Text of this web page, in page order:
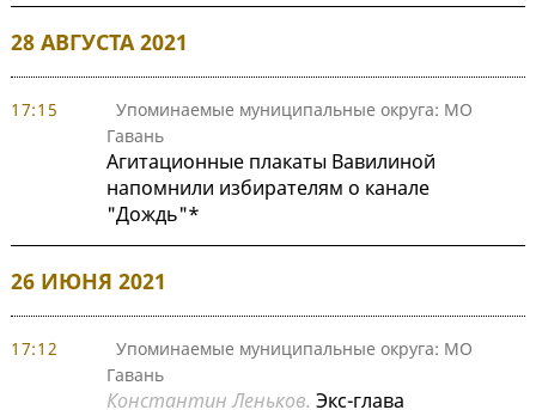
28 АВГУСТА 2021
17:15
Упоминаемые муниципальные округа: МО
Гавань
Агитационные плакаты Вавилиной
напомнили избирателям о канале
"Дождь"*
26 ИЮНЯ 2021
17:12
Упоминаемые муниципальные округа: МО
Гавань
Константин Леньков. Экс-глава